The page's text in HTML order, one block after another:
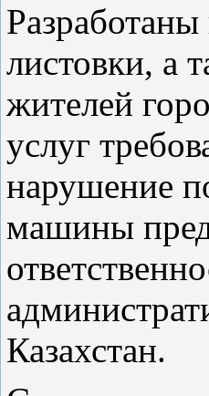
листовки, а
жителей
услуг
нарушение
машины
Казахстан.